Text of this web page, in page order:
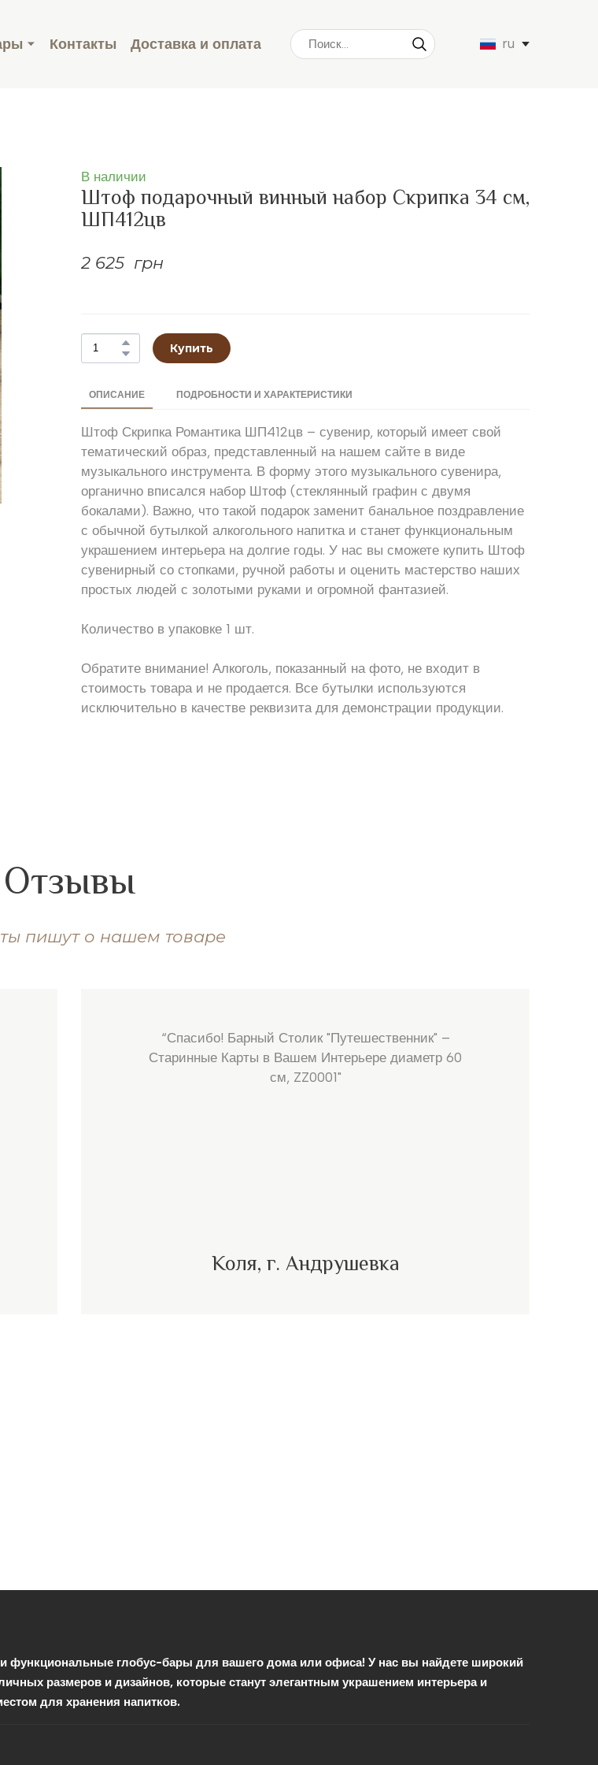
Контакты Доставка и оплата ru
В наличии
Штоф подарочный винный набор Скрипка 34 см,
ШП412цв
2 625  грн
Купить
ОПИСАНИЕ ПОДРОБНОСТИ И ХАРАКТЕРИСТИКИ
Штоф Скрипка Романтика ШП412цв – сувенир, который имеет свой
тематический образ, представленный на нашем сайте в виде
музыкального инструмента. В форму этого музыкального сувенира,
органично вписался набор Штоф (стеклянный графин с двумя
бокалами). Важно, что такой подарок заменит банальное поздравление
с обычной бутылкой алкогольного напитка и станет функциональным
украшением интерьера на долгие годы. У нас вы сможете купить Штоф
сувенирный со стопками, ручной работы и оценить мастерство наших
простых людей с золотыми руками и огромной фантазией.
Количество в упаковке 1 шт.
Обратите внимание! Алкоголь, показанный на фото, не входит в
стоимость товара и не продается. Все бутылки используются
исключительно в качестве реквизита для демонстрации продукции.
Отзывы
пишут о нашем товаре
“Спасибо! Барный Столик "Путешественник" –
Старинные Карты в Вашем Интерьере диаметр 60
см, ZZ0001"
Коля, г. Андрушевка
функциональные глобус-бары для вашего дома или офиса! У нас вы найдете широкий
размеров и дизайнов, которые станут элегантным украшением интерьера и
для хранения напитков.